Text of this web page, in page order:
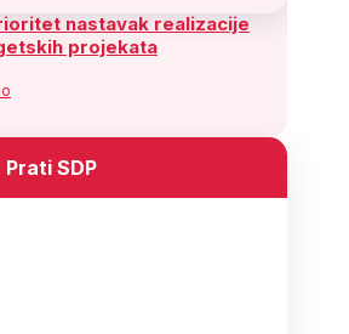
nastavak realizacije
projekata
Prati SDP